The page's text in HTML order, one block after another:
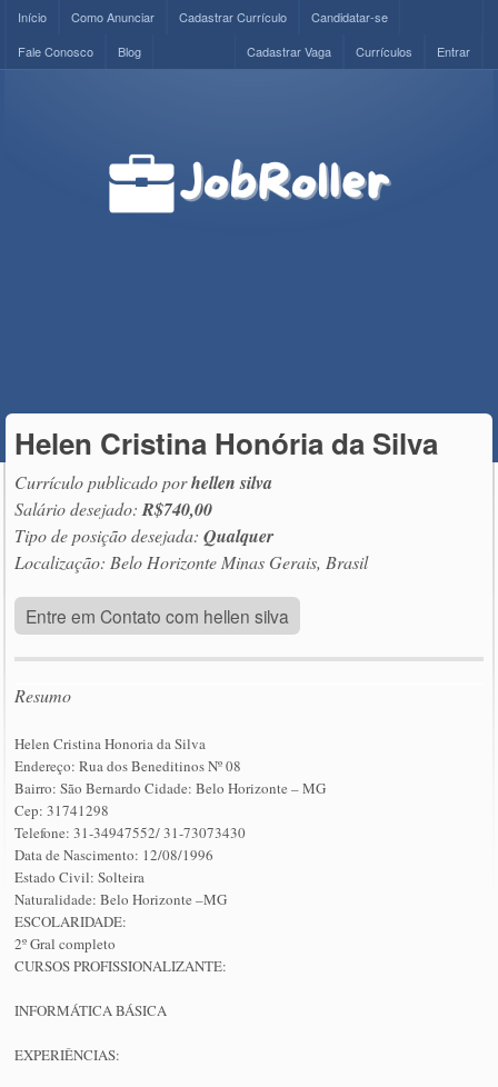
Início Como Anunciar Cadastrar Currículo
Candidatar-se
Fale Conosco
Blog Entrar
Currículos
Cadastrar Vaga
Helen Cristina Honória da Silva
Currículo publicado porhellen silva
Salário desejado:R$740,00
Tipo de posição desejada:Qualquer
Localização: Belo Horizonte Minas Gerais, Brasil
Entre em Contato com hellen silva
Resumo
Helen Cristina Honoria da Silva
Endereço: Rua dos Beneditinos Nº 08
Bairro: São Bernardo Cidade: Belo Horizonte – MG
Cep: 31741298
Telefone: 31-34947552/ 31-73073430
Data de Nascimento: 12/08/1996
Estado Civil: Solteira
Naturalidade: Belo Horizonte –MG
ESCOLARIDADE:
2º Gral completo
CURSOS PROFISSIONALIZANTE:
INFORMÁTICA BÁSICA
EXPERIÊNCIAS: